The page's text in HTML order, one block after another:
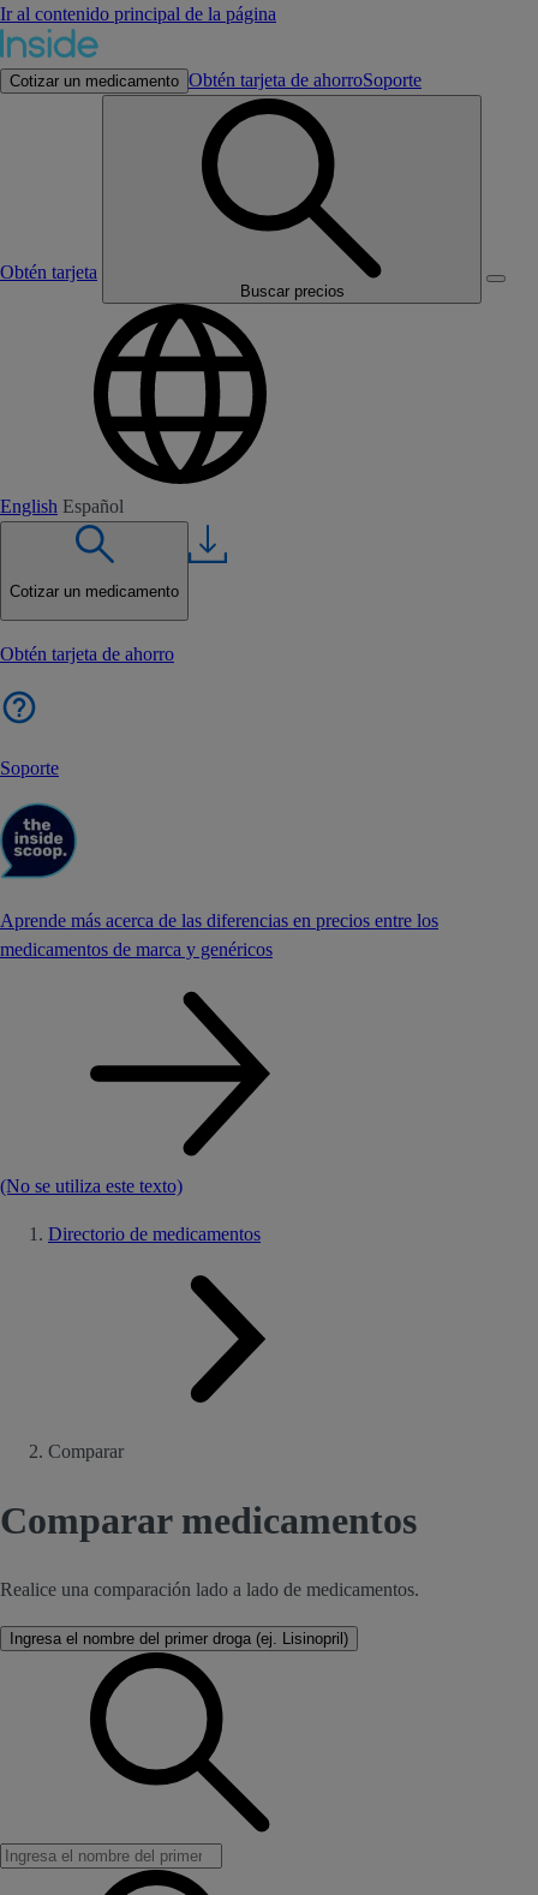
Ir al contenido principal de la página
Cotizar un medicamento Obtén tarjeta de ahorroSoporte
Obtén tarjeta
Buscar precios
English Español
Cotizar un medicamento
Obtén tarjeta de ahorro
Soporte
Aprende más acerca de las diferencias en precios entre los
medicamentos de marca y genéricos
(No se utiliza este texto)
Directorio de medicamentos
Comparar
Comparar medicamentos
Realice una comparación lado a lado de medicamentos.
Ingresa el nombre del primer droga (ej. Lisinopril)